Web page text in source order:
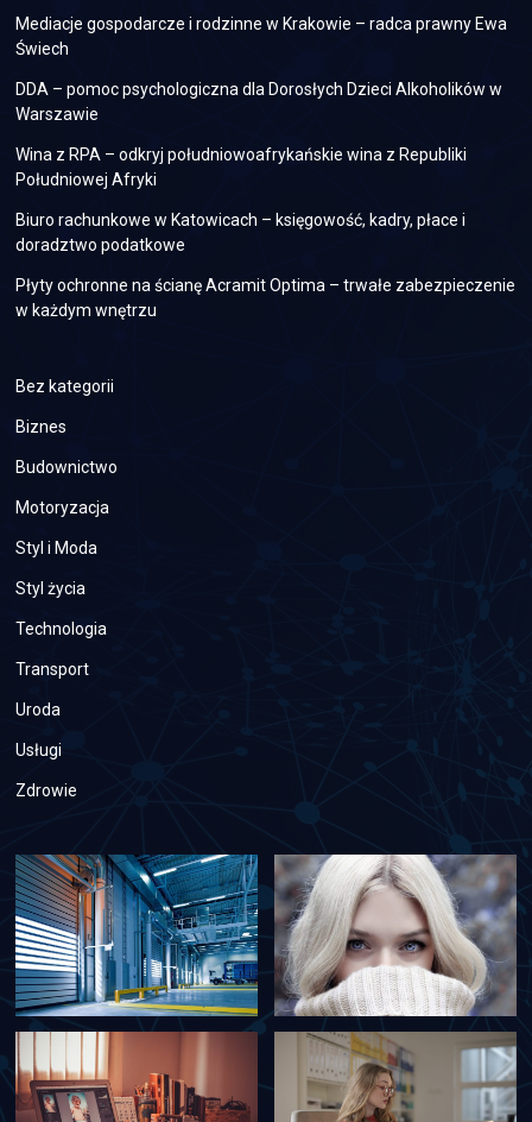
Mediacje gospodarcze i rodzinne w Krakowie – radca prawny Ewa
Świech
DDA – pomoc psychologiczna dla Dorosłych Dzieci Alkoholików w
Warszawie
Wina z RPA – odkryj południowoafrykańskie wina z Republiki
Południowej Afryki
Biuro rachunkowe w Katowicach – księgowość, kadry, płace i
doradztwo podatkowe
Płyty ochronne na ścianę Acramit Optima – trwałe zabezpieczenie
w każdym wnętrzu
Bez kategorii
Biznes
Budownictwo
Motoryzacja
Styl i Moda
Styl życia
Technologia
Transport
Uroda
Usługi
Zdrowie